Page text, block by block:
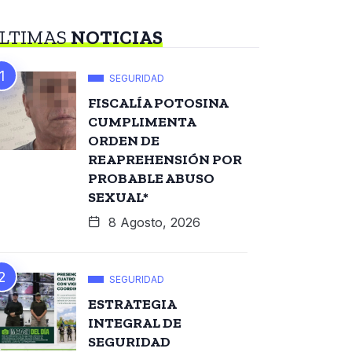
NOTICIAS
SEGURIDAD
FISCALÍA POTOSINA
CUMPLIMENTA
ORDEN DE
REAPREHENSIÓN POR
PROBABLE ABUSO
SEXUAL*
8 Agosto, 2026
SEGURIDAD
ESTRATEGIA
INTEGRAL DE
SEGURIDAD